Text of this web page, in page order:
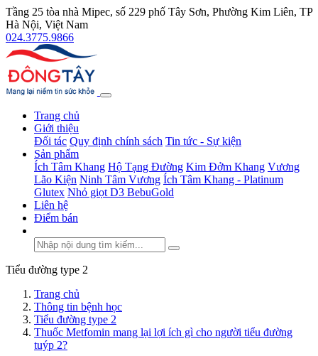
Tầng 25 tòa nhà Mipec, số 229 phố Tây Sơn, Phường Kim Liên, TP
Hà Nội, Việt Nam
024.3775.9866
Trang chủ
Giới thiệu
Đối tác Quy định chính sách Tin tức - Sự kiện
Sản phẩm
Ích Tâm Khang Hộ Tạng Đường Kim Đởm Khang Vương
Lão Kiện Ninh Tâm Vương Ích Tâm Khang - Platinum
Glutex Nhỏ giọt D3 BebuGold
Liên hệ
Điểm bán
Tiểu đường type 2
Trang chủ
Thông tin bệnh học
Tiểu đường type 2
Thuốc Metfomin mang lại lợi ích gì cho người tiểu đường
tuýp 2?